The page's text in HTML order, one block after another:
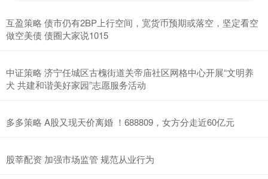
互盈策略 债市仍有2BP上行空间，宽货币预期或落空，坚定看空
做空美债 债圈大家说1015
中证策略 济宁任城区古槐街道关帝庙社区网格中心开展“文明养
犬 共建和谐美好家园”志愿服务活动
多多策略 A股又现天价离婚 ！688809，女方分走近60亿元
股莘配资 加强市场监管 规范从业行为